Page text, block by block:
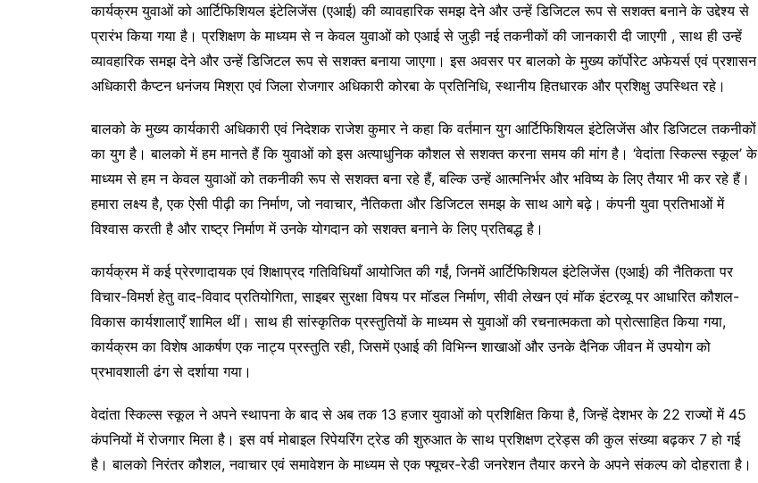
कार्यक्रम युवाओं को आर्टिफिशियल इंटेलिजेंस (एआई) की व्यावहारिक समझ देने और उन्हें डिजिटल रूप से सशक्त बनाने के उद्देश्य से
प्रारंभ किया गया है। प्रशिक्षण के माध्यम से न केवल युवाओं को एआई से जुड़ी नई तकनीकों की जानकारी दी जाएगी , साथ ही उन्हें
व्यावहारिक समझ देने और उन्हें डिजिटल रूप से सशक्त बनाया जाएगा। इस अवसर पर बालको के मुख्य कॉर्पोरेट अफेयर्स एवं प्रशासन
अधिकारी कैप्टन धनंजय मिश्रा एवं जिला रोजगार अधिकारी कोरबा के प्रतिनिधि, स्थानीय हितधारक और प्रशिक्षु उपस्थित रहे।
बालको के मुख्य कार्यकारी अधिकारी एवं निदेशक राजेश कुमार ने कहा कि वर्तमान युग आर्टिफिशियल इंटेलिजेंस और डिजिटल तकनीकों
का युग है। बालको में हम मानते हैं कि युवाओं को इस अत्याधुनिक कौशल से सशक्त करना समय की मांग है। ‘वेदांता स्किल्स स्कूल’ के
माध्यम से हम न केवल युवाओं को तकनीकी रूप से सशक्त बना रहे हैं, बल्कि उन्हें आत्मनिर्भर और भविष्य के लिए तैयार भी कर रहे हैं।
हमारा लक्ष्य है, एक ऐसी पीढ़ी का निर्माण, जो नवाचार, नैतिकता और डिजिटल समझ के साथ आगे बढ़े। कंपनी युवा प्रतिभाओं में
विश्वास करती है और राष्ट्र निर्माण में उनके योगदान को सशक्त बनाने के लिए प्रतिबद्ध है।
कार्यक्रम में कई प्रेरणादायक एवं शिक्षाप्रद गतिविधियाँ आयोजित की गईं, जिनमें आर्टिफिशियल इंटेलिजेंस (एआई) की नैतिकता पर
विचार-विमर्श हेतु वाद-विवाद प्रतियोगिता, साइबर सुरक्षा विषय पर मॉडल निर्माण, सीवी लेखन एवं मॉक इंटरव्यू पर आधारित कौशल-
विकास कार्यशालाएँ शामिल थीं। साथ ही सांस्कृतिक प्रस्तुतियों के माध्यम से युवाओं की रचनात्मकता को प्रोत्साहित किया गया,
कार्यक्रम का विशेष आकर्षण एक नाट्य प्रस्तुति रही, जिसमें एआई की विभिन्न शाखाओं और उनके दैनिक जीवन में उपयोग को
प्रभावशाली ढंग से दर्शाया गया।
वेदांता स्किल्स स्कूल ने अपने स्थापना के बाद से अब तक 13 हजार युवाओं को प्रशिक्षित किया है, जिन्हें देशभर के 22 राज्यों में 45
कंपनियों में रोजगार मिला है। इस वर्ष मोबाइल रिपेयरिंग ट्रेड की शुरुआत के साथ प्रशिक्षण ट्रेड्स की कुल संख्या बढ़कर 7 हो गई
है। बालको निरंतर कौशल, नवाचार एवं समावेशन के माध्यम से एक फ्यूचर-रेडी जनरेशन तैयार करने के अपने संकल्प को दोहराता है।